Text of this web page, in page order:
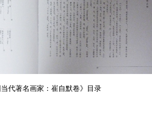
代著名画家：崔自默卷》目录